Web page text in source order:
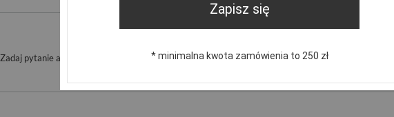
Zadaj pytanie a my odpowiemy niezwłocznie, najciekawsze pytania i odpowiedzi
Zapisz się
* minimalna kwota zamówienia to 250 zł